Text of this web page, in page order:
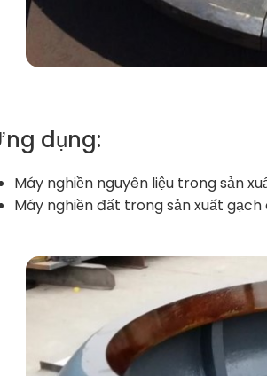
dụng:
Máy nghiền nguyên liệu trong sản
Máy nghiền đất trong sản xuất